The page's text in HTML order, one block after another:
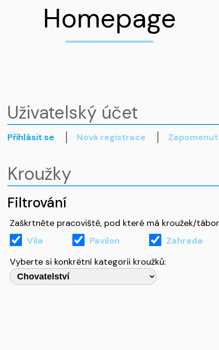
Homepage
Uživatelský účet
Přihlásit se Nová registrace
Kroužky
Filtrování
Zaškrtněte pracoviště, pod které má kroužek/
Vila
Pavilon
Zahrada
Vyberte si konkrétní kategorii kroužků: